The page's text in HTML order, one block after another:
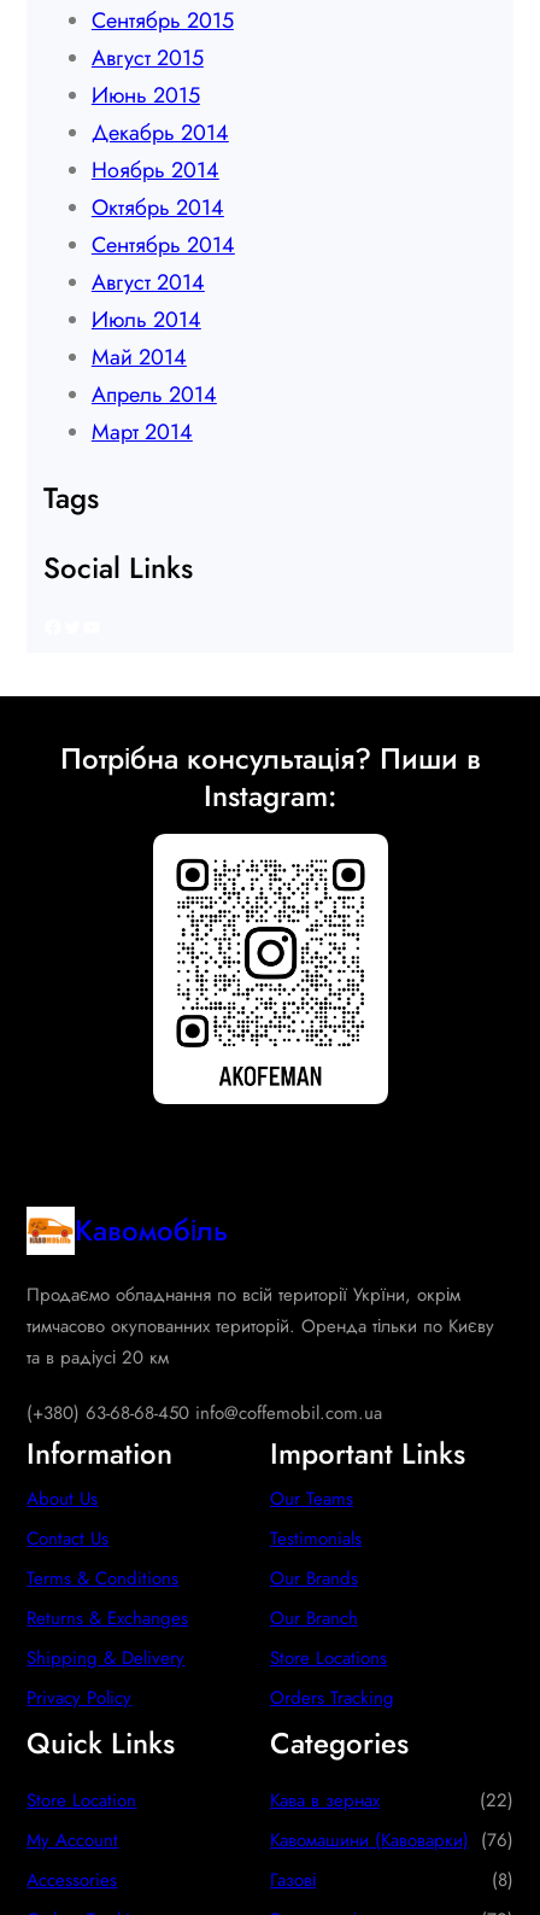
Сентябрь 2015
Август 2015
Июнь 2015
Декабрь 2014
Ноябрь 2014
Октябрь 2014
Сентябрь 2014
Август 2014
Июль 2014
Май 2014
Апрель 2014
Март 2014
Tags
Social Links
Потрібна консультація? Пиши в
Instagram:
Кавомобіль
Продаємо обладнання по всій території Укрїни, окрім
тимчасово окупованних територій. Оренда тільки по Києву
та в радіусі 20 км
(+380) 63-68-68-450 info@coffemobil.com.ua
Information
About Us
Contact Us
Terms & Conditions
Returns & Exchanges
Shipping & Delivery
Privacy Policy
Important Links
Our Teams
Testimonials
Our Brands
Our Branch
Store Locations
Orders Tracking
Quick Links
Store Location
My Account
Accessories
Categories
Кава в зернах 222
2
p
Кавомашини (Кавоварки) 767
6
Газові 88